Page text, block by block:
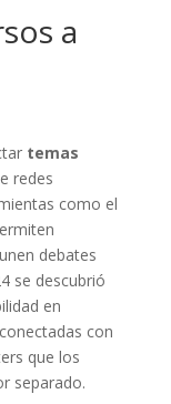
a
temas
redes
como el
debates
se descubrió
en
con
que los
separado.